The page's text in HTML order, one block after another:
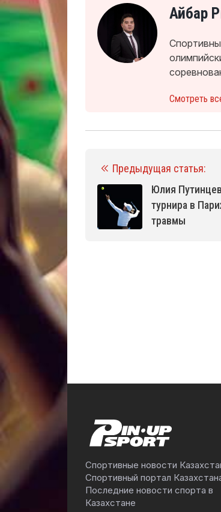
Айбар
Смотреть
Предыдущая статья:
Юлия
турнира в
травмы
Спортивные новости
Спортивный портал
Последние новости спорта в
Казахстане